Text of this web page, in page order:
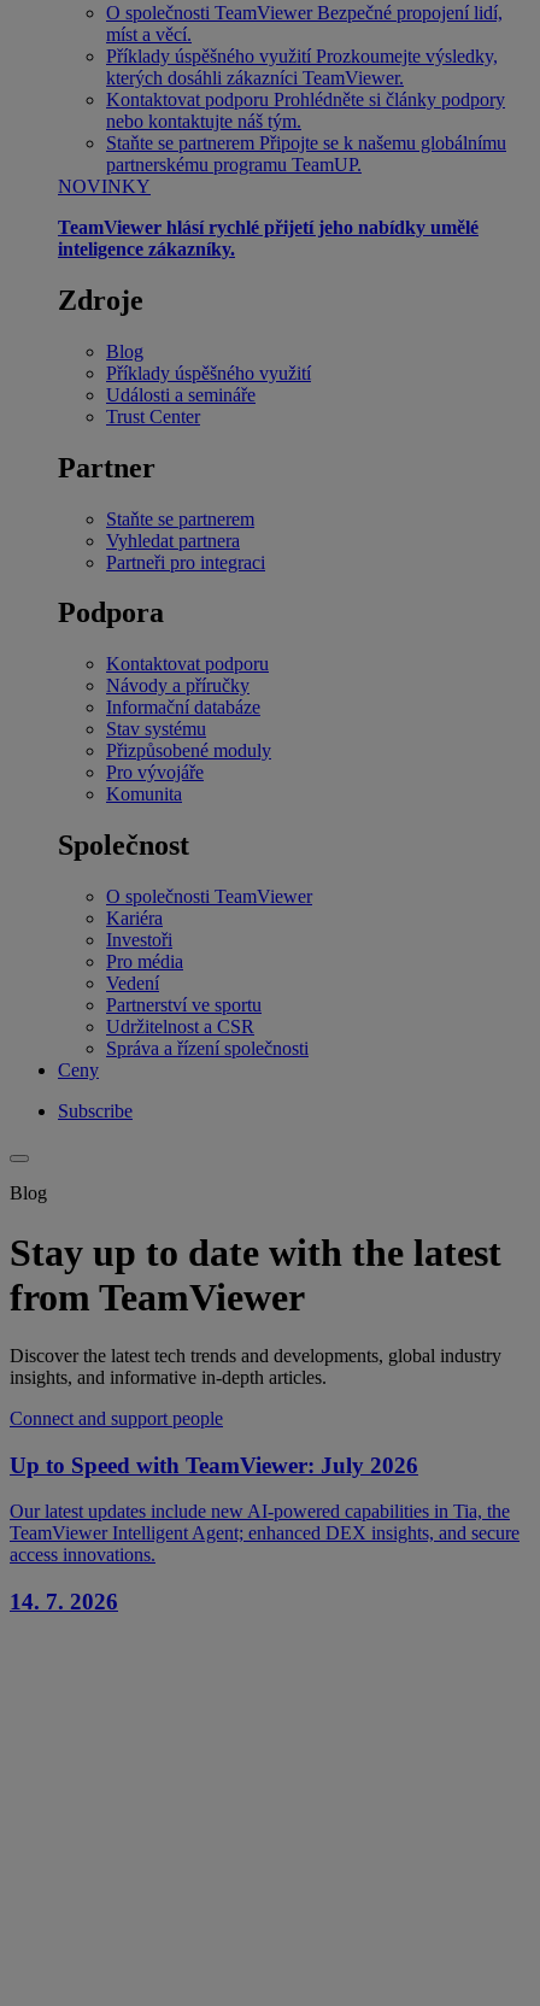
O společnosti TeamViewer Bezpečné propojení lidí,
míst a věcí.
Příklady úspěšného využití Prozkoumejte výsledky,
kterých dosáhli zákazníci TeamViewer.
Kontaktovat podporu Prohlédněte si články podpory
nebo kontaktujte náš tým.
Staňte se partnerem Připojte se k našemu globálnímu
partnerskému programu TeamUP.
NOVINKY
TeamViewer hlásí rychlé přijetí jeho nabídky umělé
inteligence zákazníky.
Zdroje
Blog
Příklady úspěšného využití
Události a semináře
Trust Center
Partner
Staňte se partnerem
Vyhledat partnera
Partneři pro integraci
Podpora
Kontaktovat podporu
Návody a příručky
Informační databáze
Stav systému
Přizpůsobené moduly
Pro vývojáře
Komunita
Společnost
O společnosti TeamViewer
Kariéra
Investoři
Pro média
Vedení
Partnerství ve sportu
Udržitelnost a CSR
Správa a řízení společnosti
Ceny
Subscribe
Blog
Stay up to date with the latest
from TeamViewer
Discover the latest tech trends and developments, global industry
insights, and informative in-depth articles.
Connect and support people
Up to Speed with TeamViewer: July 2026
Our latest updates include new AI-powered capabilities in Tia, the
TeamViewer Intelligent Agent; enhanced DEX insights, and secure
access innovations.
14. 7. 2026